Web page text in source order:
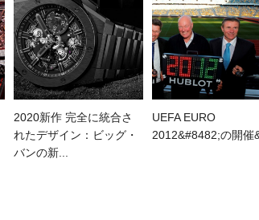
2020新作 完全に統合さ
れたデザイン：ビッグ・
バンの新...
UEFA EURO
2012&#8482;の開催